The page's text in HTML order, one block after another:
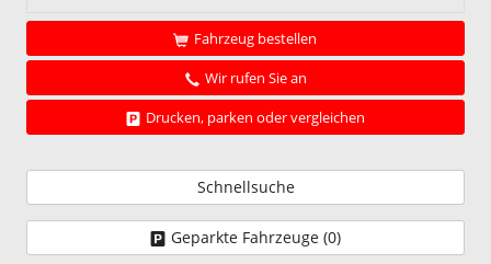
Fahrzeug bestellen
Wir rufen Sie an
Drucken, parken oder vergleichen
Schnellsuche
Geparkte Fahrzeuge (0)